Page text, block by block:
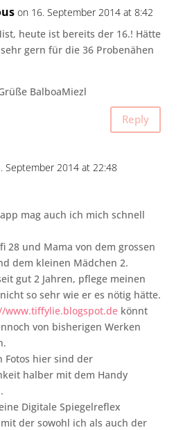
on 16. September 2014 at 8:42
heute ist bereits der 16.! Hätte
gern für die 36 Probenähen
BalboaMiezl
Reply
September 2014 at 22:48
mag auch ich mich schnell
28 und Mama von dem grossen
dem kleinen Mädchen 2.
gut 2 Jahren, pflege meinen
so sehr wie er es nötig hätte.
www.tiffylie.blogspot.dekönnt
von bisherigen Werken
Fotos hier sind der
halber mit dem Handy
Digitale Spiegelreflex
der sowohl ich als auch der